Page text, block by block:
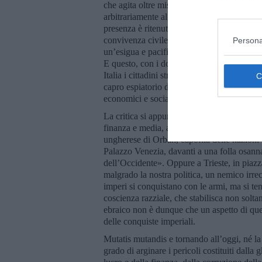
che agita oltre misura gli attentati alla
arbitrariamente al terrorismo. Sono
presenza è ritenuta eccessiva e
convivenza civile e distruggere la nostra
un’esigua e pacifica minoranza, ma il
E questo, con i dovuti distinguo, sembra
Italia i cittadini stranieri sono l’8,3% circa
capro espiatorio da dare in pasto allo
economici e sociali, italiani ed europei.
La critica si appunta contro il capitalismo
finanza e media, a partire dal miliardario
ungherese di Orban, capofila delle
Palazzo Venezia, davanti a una folla
dell’Occidente». Oppure a Trieste, in
malgrado la nostra politica, un nemico
imperi si conquistano con le armi, ma si
coscienza razziale, che stabilisca non
ebraico non è dunque che un aspetto di
delle conquiste imperiali.
Mutatis mutandis e tornando all’oggi, né
grado di arginare i pericoli costituiti dalla